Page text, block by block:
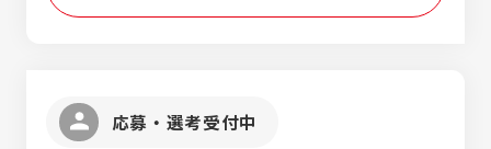
応募・選考受付中